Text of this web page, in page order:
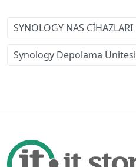
SYNOLOGY NAS CİHAZLARI
Synology Depolama Ünitesi